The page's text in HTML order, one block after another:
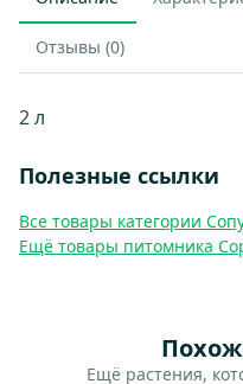
Отзывы (0)
2 л
Полезные ссылки
Все товары категории
Ещё товары питомника
Ещё растения,